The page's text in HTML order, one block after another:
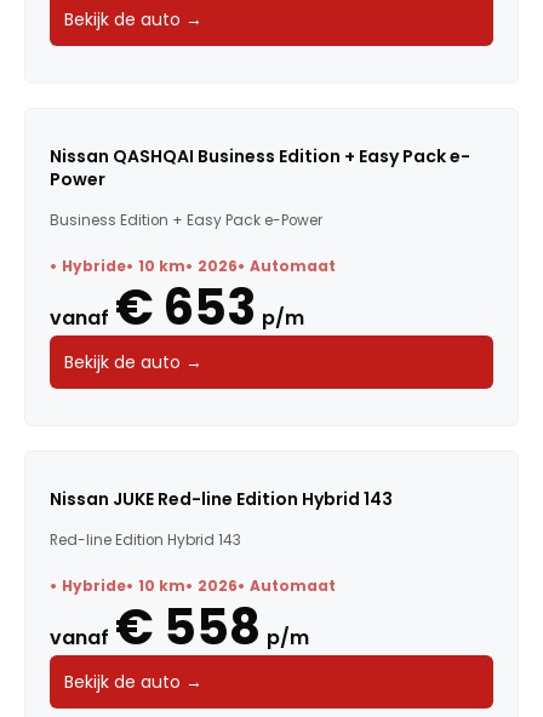
Bekijk de auto →
Nissan QASHQAI Business Edition + Easy Pack e-
Power
Business Edition + Easy Pack e-Power
Hybride 10 km 2026 Automaat
vanaf € 653 p/m
Bekijk de auto →
Nissan JUKE Red-line Edition Hybrid 143
Red-line Edition Hybrid 143
Hybride 10 km 2026 Automaat
vanaf € 558 p/m
Bekijk de auto →